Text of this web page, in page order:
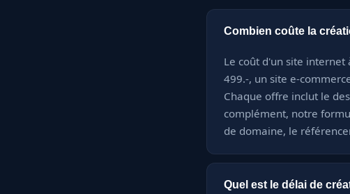
Combien coûte la
Le coût d'un site
499.-, un site e-
Chaque offre inclut le
complément, notre
de domaine, le
Quel est le délai de